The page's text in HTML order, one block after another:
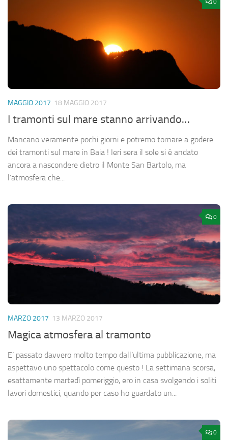
0
MAGGIO 2017 18 MAGGIO 2017
I tramonti sul mare stanno arrivando…
Mancano veramente pochi giorni e potremo tornare a godere
dei tramonti sul mare in Baia ! Ieri sera il sole si è andato
ancora a nascondere dietro il Monte San Bartolo, ma
l’atmosfera che...
0
MARZO 2017 13 MARZO 2017
Magica atmosfera al tramonto
E’ passato davvero molto tempo dall’ultima pubblicazione, ma
aspettavo uno spettacolo come questo ! La settimana scorsa,
esattamente martedì pomeriggio, ero in casa svolgendo i soliti
lavori domestici, quando per caso ho guardato un...
0